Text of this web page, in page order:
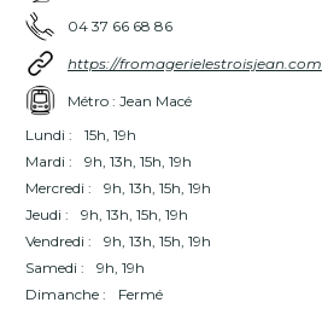
04 37 66 68 86
https://fromagerielestroisjean.com
Métro : Jean Macé
Lundi :
15h, 19h
Mardi :
9h, 13h, 15h, 19h
Mercredi :
9h, 13h, 15h, 19h
Jeudi :
9h, 13h, 15h, 19h
Vendredi :
9h, 13h, 15h, 19h
Samedi :
9h, 19h
Dimanche :
Fermé